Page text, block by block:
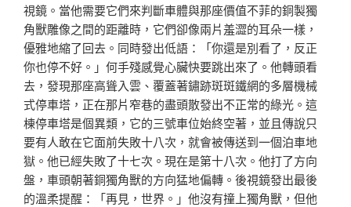
視鏡。當他需要它們來判斷車體與那座價值不菲的銅製獨
角獸雕像之間的距離時，它們卻像兩片羞澀的耳朵一樣，
優雅地縮了回去。同時發出低語：「你還是別看了，反正
你也停不好。」何手殘感覺心臟快要跳出來了。他轉頭看
去，發現那座高聳入雲、覆蓋著鏽跡斑斑鐵網的多層機械
式停車塔，正在那片窄巷的盡頭散發出不正常的綠光。這
棟停車塔是個異類，它的三號車位始終空著，並且傳說只
要有人敢在它面前失敗十八次，就會被傳送到一個泊車地
獄。他已經失敗了十七次。現在是第十八次。他打了方向
盤，車頭朝著銅獨角獸的方向猛地偏轉。後視鏡發出最後
的溫柔提醒：「再見，世界。」他沒有撞上獨角獸，但他